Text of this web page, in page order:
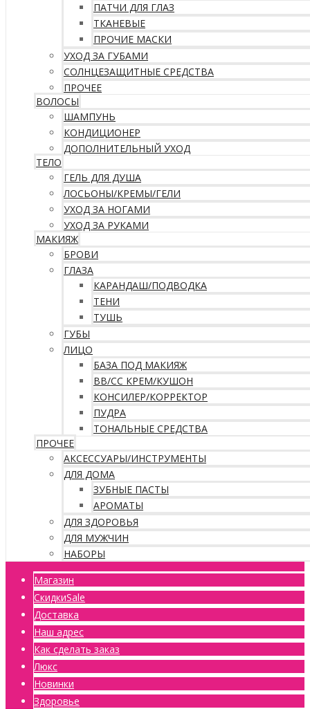
ПАТЧИ ДЛЯ ГЛАЗ
ТКАНЕВЫЕ
ПРОЧИЕ МАСКИ
УХОД ЗА ГУБАМИ
СОЛНЦЕЗАЩИТНЫЕ СРЕДСТВА
ПРОЧЕЕ
ВОЛОСЫ
ШАМПУНЬ
КОНДИЦИОНЕР
ДОПОЛНИТЕЛЬНЫЙ УХОД
ТЕЛО
ГЕЛЬ ДЛЯ ДУША
ЛОСЬОНЫ/КРЕМЫ/ГЕЛИ
УХОД ЗА НОГАМИ
УХОД ЗА РУКАМИ
МАКИЯЖ
БРОВИ
ГЛАЗА
КАРАНДАШ/ПОДВОДКА
ТЕНИ
ТУШЬ
ГУБЫ
ЛИЦО
БАЗА ПОД МАКИЯЖ
ВВ/CC КРЕМ/КУШОН
КОНСИЛЕР/КОРРЕКТОР
ПУДРА
ТОНАЛЬНЫЕ СРЕДСТВА
ПРОЧЕЕ
АКСЕССУАРЫ/ИНСТРУМЕНТЫ
ДЛЯ ДОМА
ЗУБНЫЕ ПАСТЫ
АРОМАТЫ
ДЛЯ ЗДОРОВЬЯ
ДЛЯ МУЖЧИН
НАБОРЫ
Магазин
СкидкиSale
Доставка
Наш адрес
Как сделать заказ
Люкс
Новинки
Здоровье